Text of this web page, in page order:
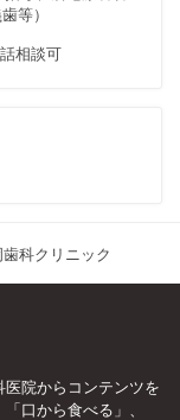
等）
相談可
科クリニック
院からコンテンツを
口から食べる」、